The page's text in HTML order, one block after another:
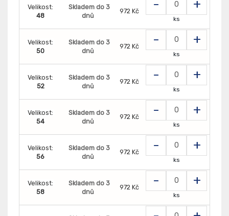
Velikost:
48
Skladem do 3
dnů
972 Kč - +
ks
Velikost:
50
Skladem do 3
dnů
972 Kč - +
ks
Velikost:
52
Skladem do 3
dnů
972 Kč - +
ks
Velikost:
54
Skladem do 3
dnů
972 Kč - +
ks
Velikost:
56
Skladem do 3
dnů
972 Kč - +
ks
Velikost:
58
Skladem do 3
dnů
972 Kč - +
ks